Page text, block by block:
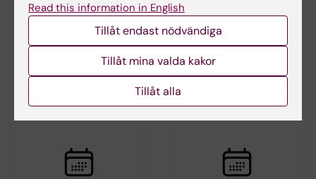
Relaterade events
Read this information in English
Tillåt endast nödvändiga
Tillåt mina valda kakor
Tillåt alla